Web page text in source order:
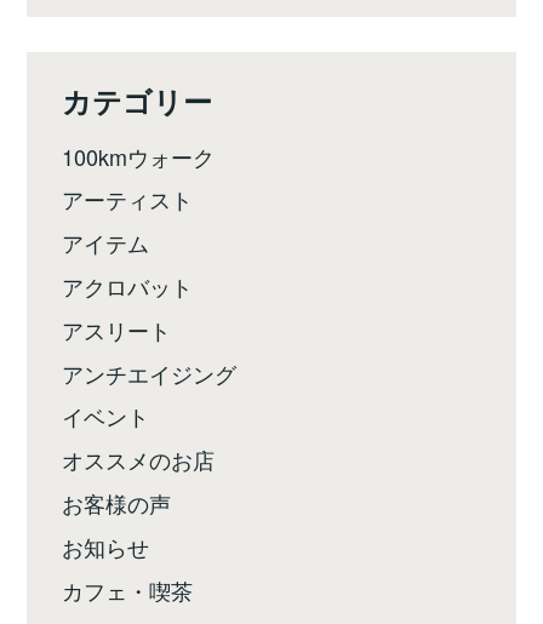
カテゴリー
100kmウォーク
アーティスト
アイテム
アクロバット
アスリート
アンチエイジング
イベント
オススメのお店
お客様の声
お知らせ
カフェ・喫茶